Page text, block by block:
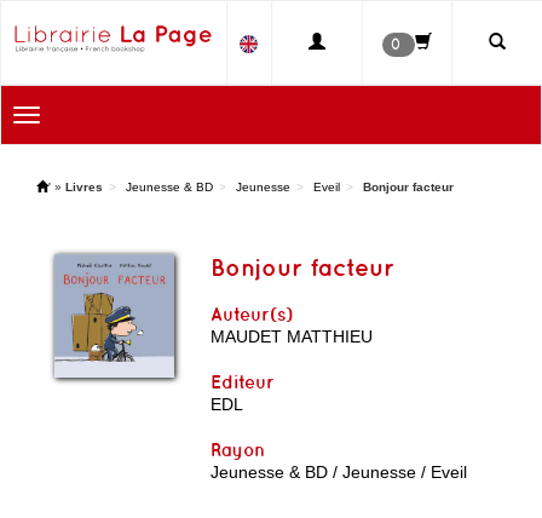
0
Toggle
navigation
' » Livres Jeunesse & BD Jeunesse Eveil Bonjour facteur
Bonjour facteur
Auteur(s)
MAUDET MATTHIEU
Editeur
EDL
Rayon
Jeunesse & BD / Jeunesse / Eveil